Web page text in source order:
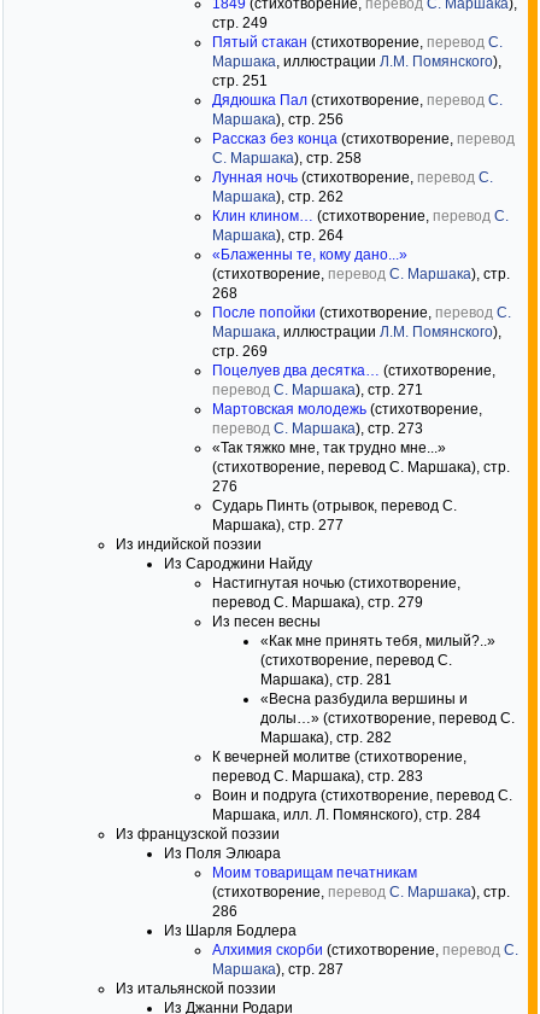
стр. 249
Пятый стакан (стихотворение, перевод С.
Маршака , иллюстрации Л.М. Помянского),
стр. 251
Дядюшка Пал (стихотворение, перевод С.
Маршака), стр. 256
Рассказ без конца (стихотворение, перевод
С. Маршака), стр. 258
Лунная ночь (стихотворение, перевод С.
Маршака), стр. 262
Клин клином…
(стихотворение, перевод С.
Маршака), стр. 264
«Блаженны те, кому дано...»
(стихотворение, перевод С. Маршака), стр.
268
После попойки (стихотворение, перевод С.
Маршака , иллюстрации Л.М. Помянского),
стр. 269
Поцелуев два десятка…
(стихотворение,
перевод С. Маршака), стр. 271
Мартовская молодежь (стихотворение,
перевод С. Маршака), стр. 273
«Так тяжко мне, так трудно мне...»
(стихотворение, перевод С. Маршака), стр.
276
Сударь Пинть (отрывок, перевод С.
Маршака), стр. 277
Из индийской поэзии
Из Сароджини Найду
Настигнутая ночью (стихотворение,
перевод С. Маршака), стр. 279
Из песен весны
«Как мне принять тебя, милый?..»
(стихотворение, перевод С.
Маршака), стр. 281
«Весна разбудила вершины и
долы…» (стихотворение, перевод С.
Маршака), стр. 282
К вечерней молитве (стихотворение,
перевод С. Маршака), стр. 283
Воин и подруга (стихотворение, перевод С.
Маршака, илл. Л. Помянского), стр. 284
Из французской поэзии
Из Поля Элюара
Моим товарищам печатникам
(стихотворение, перевод С. Маршака), стр.
286
Из Шарля Бодлера
Алхимия скорби (стихотворение, перевод С.
Маршака), стр. 287
Из итальянской поэзии
Из Джанни Родари